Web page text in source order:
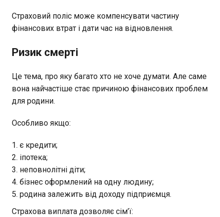
Страховий поліс може компенсувати частину
фінансових втрат і дати час на відновлення.
Ризик смерті
Це тема, про яку багато хто не хоче думати. Але саме
вона найчастіше стає причиною фінансових проблем
для родини.
Особливо якщо:
є кредити;
іпотека;
неповнолітні діти;
бізнес оформлений на одну людину;
родина залежить від доходу підприємця.
Страхова виплата дозволяє сім’ї: